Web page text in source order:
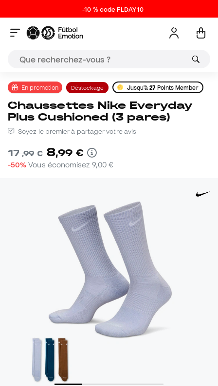
-10 % code FLDAY10
En promotion Déstockage Jusqu'à27 Points Member
Chaussettes Nike Everyday
Plus Cushioned (3 pares)
Soyez le premier à partager votre avis
17,99 € 8,99 €
-50% Vous économisez 9,00 €